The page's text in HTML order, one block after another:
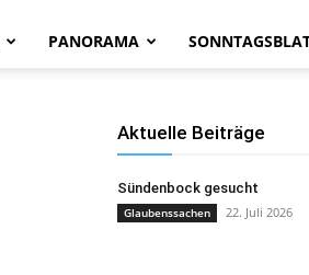
PANORAMA
Aktuelle Beiträge
Sündenbock gesucht
Glaubenssachen 22. Juli 2026